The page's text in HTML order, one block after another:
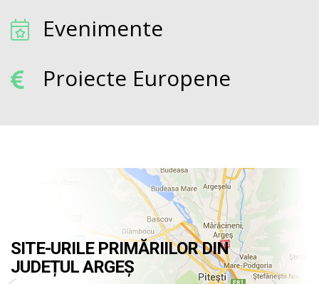
Evenimente
Proiecte Europene
SITE-URILE PRIMĂRIILOR DIN
JUDEȚUL ARGEȘ